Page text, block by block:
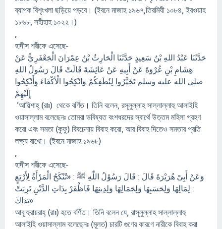
ব্যাপক বিশৃংখলা ছড়িয়ে পড়বে। (ইবনে মাজাহ ১৯৬৭,তিরমিযী ১০৮৪, ইরওয়াহ
১৮৬৮, সহীহাহ ১০২২।)
হাদীস শরীফে এসেছে-
حَدَّثَنَا عَبْدُ اللهِ بْنُ سَعِيدٍ حَدَّثَنَا الْحَارِثُ بْنُ عِمْرَانَ الْجَعْفَرِيُّ عَنْ
هِشَامِ بْنِ عُرْوَةَ عَنْ أَبِيهِ عَنْ عَائِشَةَ قَالَتْ قَالَ رَسُولُ اللهِ
صلى الله عليه وسلم تَخَيَّرُوا لِنُطَفِكُمْ وَانْكِحُوا الْأَكْفَاءَ وَأَنْكِحُوا
إِلَيْهِمْ
‘আয়িশাহ্ (রাঃ) থেকে বর্ণিত। তিনি বলেন, রসূলুল্লাহ সাল্লাল্লাহু আলাইহি
ওয়াসাল্লাম বলেছেনঃ তোমরা ভবিষ্যত বংশধরদের স্বার্থে উত্তম মহিলা গ্রহণ
করো এবং সমতা (কুফু) বিবচেনায় বিবাহ করো, আর বিবাহ দিতেও সমতার প্রতি
লক্ষ্য রাখো। (ইবনে মাজাহ ১৯৬৮)
হাদীস শরীফে এসেছে-
وَعَنْ أَبِىْ هُرَيْرَةَ قَالَ : قَالَ رَسُوْلُ اللّٰهِ ﷺ : «تُنْكَحُ الْمَرْأَةُ لِأَرْبَعٍ
: لِمَالِهَا وَلِحَسَبِهَا وَلِجَمَالِهَا وَلِدِينِهَا فَاظْفَرْ بِذَاتِ الدَّيْنِ تَرِبَتْ
يَدَاكَ»
আবূ হুরায়রাহ্ (রাঃ) হতে বর্ণিত। তিনি বলেন যে, রাসূলুল্লাহ সাল্লাল্লাহু
আলাইহি ওয়াসাল্লাম বলেছেনঃ (মূলত) চারটি গুণের কারণে নারীকে বিবাহ করা